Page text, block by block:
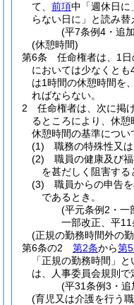
て、 前項中「週休日に
らない日に」と読み替
(平7条例4・追
(休憩時間)
第6条
任命権者は、1
においては少なくと
は1時間の休憩時間を
ればならない。
2
任命権者は、次に掲
るところにより、休
休憩時間の基準につい
(1)
職務の特殊性又
(2)
職員の健康及び
を甚だしく阻害する
(3)
職員からの申告
であるとき。
(平元条例2・一
一部改正、平
(正規の勤務時間外の
第6条の2
第2条から第
「正規の勤務時間」と
は、人事委員会規則で
(平31条例3・追
(育児又は介護を行う